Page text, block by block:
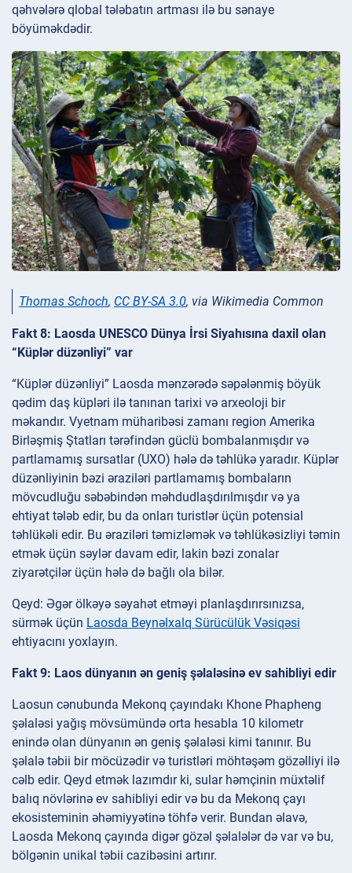
qəhvələrə qlobal tələbatın artması ilə bu sənaye
böyüməkdədir.
Thomas Schoch, CC BY-SA 3.0, via Wikimedia Common
Fakt 8: Laosda UNESCO Dünya İrsi Siyahısına daxil olan
“Küplər düzənliyi” var
“Küplər düzənliyi” Laosda mənzərədə səpələnmiş böyük
qədim daş küpləri ilə tanınan tarixi və arxeoloji bir
məkandır. Vyetnam müharibəsi zamanı region Amerika
Birləşmiş Ştatları tərəfindən güclü bombalanmışdır və
partlamamış sursatlar (UXO) hələ də təhlükə yaradır. Küplər
düzənliyinin bəzi əraziləri partlamamış bombaların
mövcudluğu səbəbindən məhdudlaşdırılmışdır və ya
ehtiyat tələb edir, bu da onları turistlər üçün potensial
təhlükəli edir. Bu əraziləri təmizləmək və təhlükəsizliyi təmin
etmək üçün səylər davam edir, lakin bəzi zonalar
ziyarətçilər üçün hələ də bağlı ola bilər.
Qeyd: Əgər ölkəyə səyahət etməyi planlaşdırırsınızsa,
sürmək üçün Laosda Beynəlxalq Sürücülük Vəsiqəsi
ehtiyacını yoxlayın.
Fakt 9: Laos dünyanın ən geniş şəlaləsinə ev sahibliyi edir
Laosun cənubunda Mekonq çayındakı Khone Phapheng
şəlaləsi yağış mövsümündə orta hesabla 10 kilometr
enində olan dünyanın ən geniş şəlaləsi kimi tanınır. Bu
şəlalə təbii bir möcüzədir və turistləri möhtəşəm gözəlliyi ilə
cəlb edir. Qeyd etmək lazımdır ki, sular həmçinin müxtəlif
balıq növlərinə ev sahibliyi edir və bu da Mekonq çayı
ekosisteminin əhəmiyyətinə töhfə verir. Bundan əlavə,
Laosda Mekonq çayında digər gözəl şəlalələr də var və bu,
bölgənin unikal təbii cazibəsini artırır.